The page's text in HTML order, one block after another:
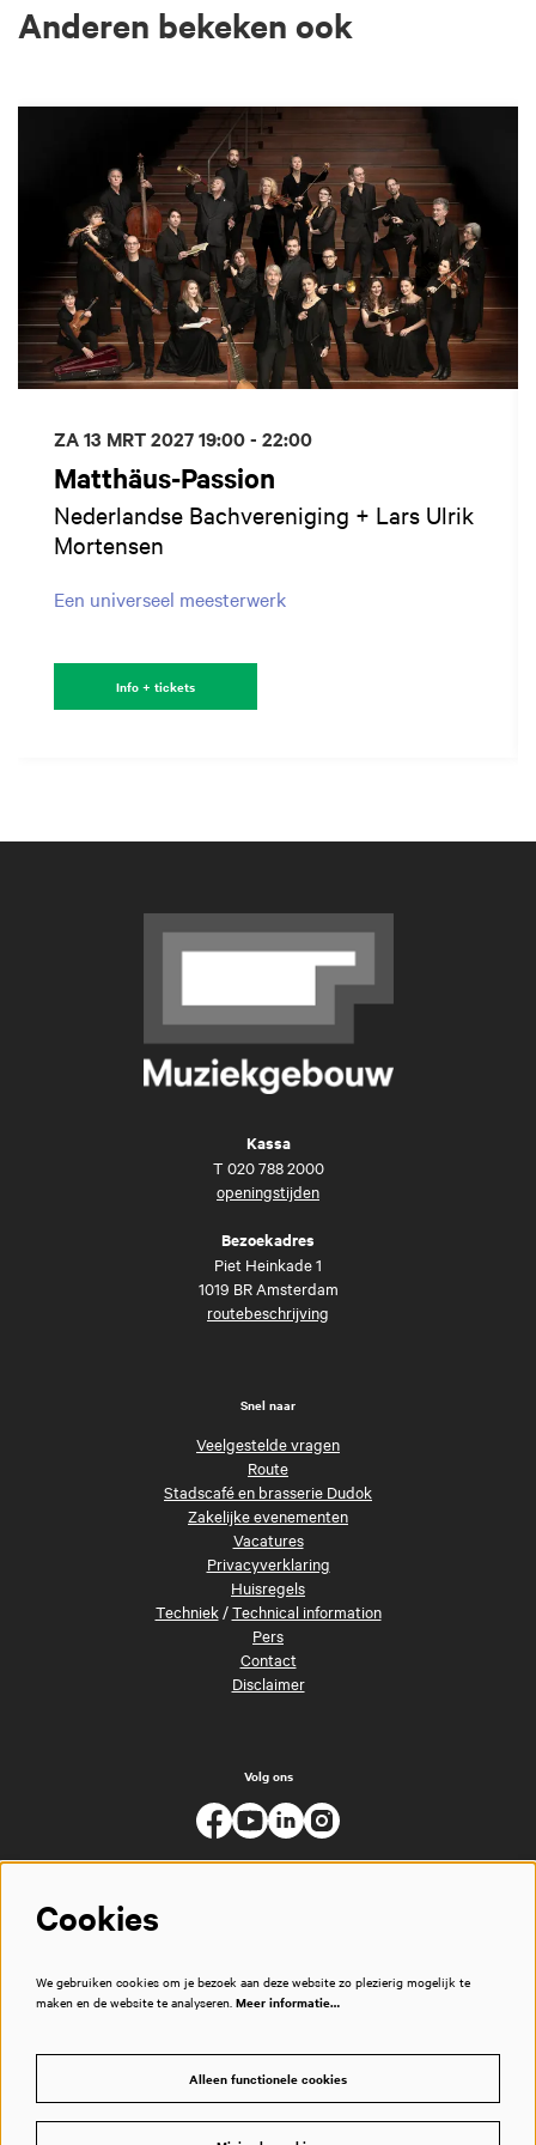
Anderen bekeken ook
Matthäus-Passion
Nederlandse Bachvereniging + Lars Ulrik
Mortensen
Een universeel meesterwerk
ZA 13 MRT 202719:00 - 22:00
Info + tickets
Kassa
T 020 788 2000
openingstijden
Bezoekadres
Piet Heinkade 1
1019 BR Amsterdam
routebeschrijving
Snel naar
Veelgestelde vragen
Route
Stadscafé en brasserie Dudok
Zakelijke evenementen
Vacatures
Privacyverklaring
Huisregels
Techniek/Technical information
Pers
Contact
Disclaimer
Volg ons
Cookies
We gebruiken cookies om je bezoek aan deze website zo plezierig mogelijk te
maken en de website te analyseren. Meer informatie…
Alleen functionele cookies